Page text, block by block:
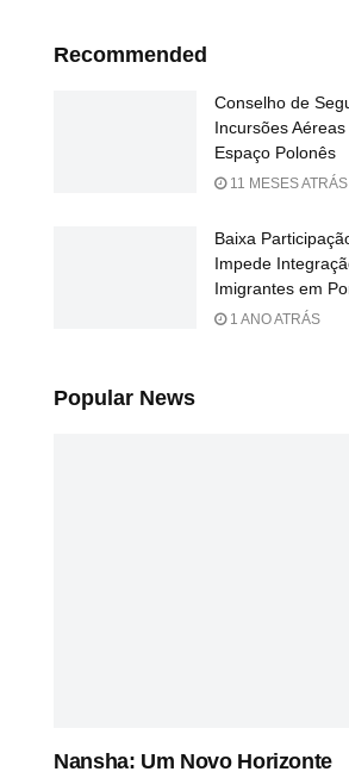
Recommended
Conselho de
Incursões
Espaço Polonês
11 MESES ATRÁS
Baixa
Impede
Imigrantes em
1 ANO ATRÁS
Popular News
Nansha: Um Novo Horizonte